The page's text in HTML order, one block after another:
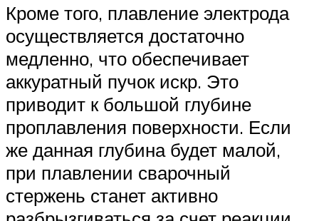
Кроме того, плавление электрода
осуществляется достаточно
медленно, что обеспечивает
аккуратный пучок искр. Это
приводит к большой глубине
проплавления поверхности. Если
же данная глубина будет малой,
при плавлении сварочный
стержень станет активно